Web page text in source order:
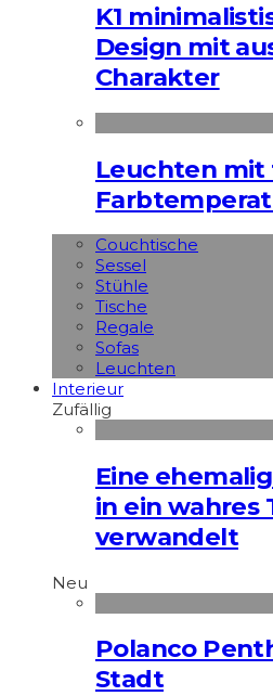
K1
Design mit
Charakter
Leuchten mit
Couchtische
Sessel
Stühle
Tische
Regale
Sofas
Leuchten
Interieur
Zufällig
Eine
in ein wahres
verwandelt
Neu
Polanco
Stadt